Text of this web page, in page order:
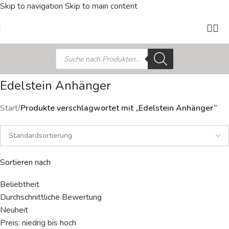
Skip to navigation Skip to main content
Edelstein Anhänger
Start/Produkte verschlagwortet mit „Edelstein Anhänger“
Sortieren nach
Beliebtheit
Durchschnittliche Bewertung
Neuheit
Preis: niedrig bis hoch